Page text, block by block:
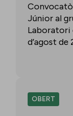
Júnior al
Laboratori
d’agost de
OBERT